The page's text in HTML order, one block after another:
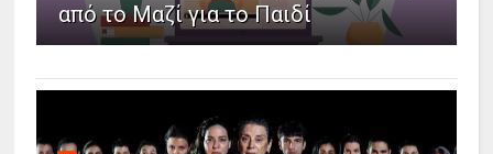
από το Μαζί για το Παιδί